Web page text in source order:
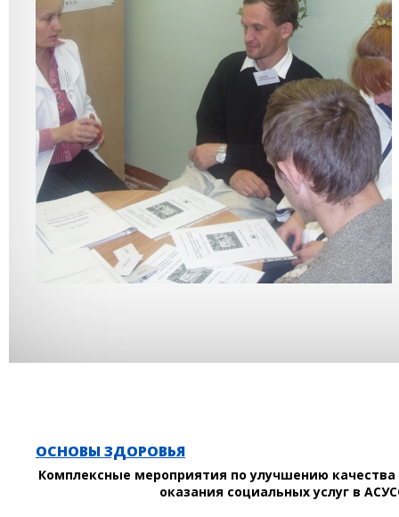
ОСНОВЫ ЗДОРОВЬЯ
Комплексные мероприятия по улучшению
оказания социальных услуг в